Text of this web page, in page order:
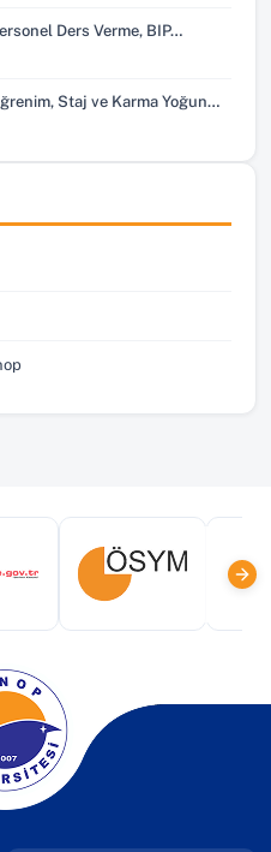
Ders Verme, BIP…
Staj ve Karma Yoğun…
sekmede açılır)(yeni sekmede
(yeni sekmede açılır)